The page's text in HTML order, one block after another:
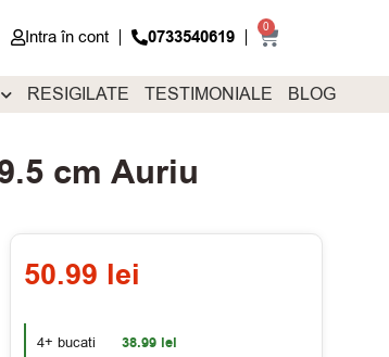
Intra în cont 0733540619 0
RESIGILATE TESTIMONIALE BLOG
cm Auriu
50.99 lei
4+ bucati 38.99 lei